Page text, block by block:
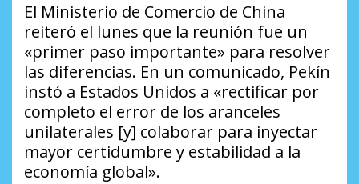
El Ministerio de Comercio de China
reiteró el lunes que la reunión fue un
«primer paso importante» para resolver
las diferencias. En un comunicado, Pekín
instó a Estados Unidos a «rectificar por
completo el error de los aranceles
unilaterales [y] colaborar para inyectar
mayor certidumbre y estabilidad a la
economía global».